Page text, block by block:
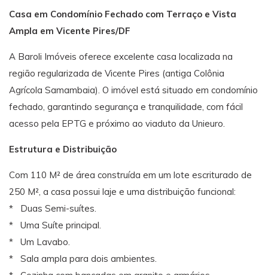
Casa em Condomínio Fechado com Terraço e Vista
Ampla em Vicente Pires/DF
A Baroli Imóveis oferece excelente casa localizada na
região regularizada de Vicente Pires (antiga Colônia
Agrícola Samambaia). O imóvel está situado em condomínio
fechado, garantindo segurança e tranquilidade, com fácil
acesso pela EPTG e próximo ao viaduto da Unieuro.
Estrutura e Distribuição
Com 110 M² de área construída em um lote escriturado de
250 M², a casa possui laje e uma distribuição funcional:
* Duas Semi-suítes.
* Uma Suíte principal.
* Um Lavabo.
* Sala ampla para dois ambientes.